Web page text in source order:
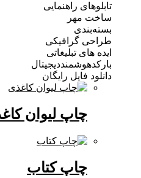
راهنمایی
گرافیکی
تبلیغاتی
فایل رایگان
چاپ لیوان کاغذی(1)
چاپ کتاب